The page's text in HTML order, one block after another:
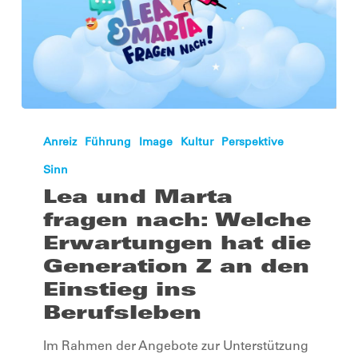
und
Marta
fragen
nach:
Welche
Erwartungen
Anreiz Führung Image Kultur Perspektive
Sinn
Lea und Marta
fragen nach: Welche
Erwartungen hat die
Generation Z an den
Einstieg ins
Berufsleben
Im Rahmen der Angebote zur Unterstützung